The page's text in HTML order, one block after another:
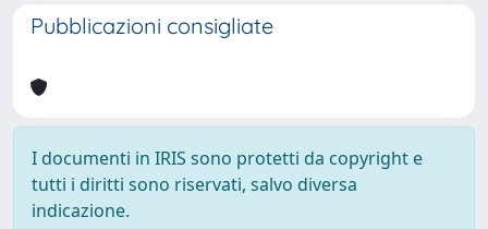
Pubblicazioni consigliate
I documenti in IRIS sono protetti da copyright e
tutti i diritti sono riservati, salvo diversa
indicazione.